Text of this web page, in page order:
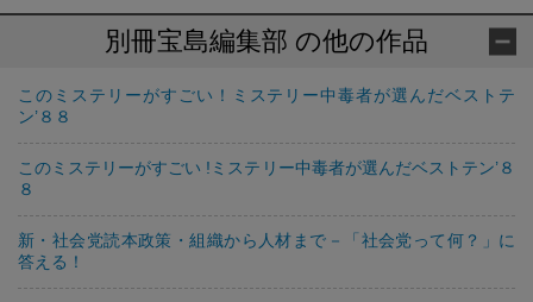
別冊宝島編集部 の他の作品
このミステリーがすごい！ミステリー中毒者が選んだベストテ
ン’８８
このミステリーがすごい !ミステリー中毒者が選んだベストテン’８
８
新・社会党読本政策・組織から人材まで－「社会党って何？」に
答える！